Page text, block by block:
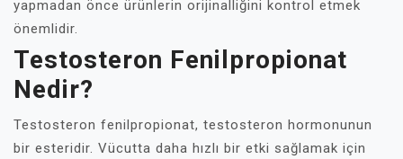
yapmadan önce ürünlerin orijinalliğini kontrol etmek
önemlidir.
Testosteron Fenilpropionat
Nedir?
Testosteron fenilpropionat, testosteron hormonunun
bir esteridir. Vücutta daha hızlı bir etki sağlamak için